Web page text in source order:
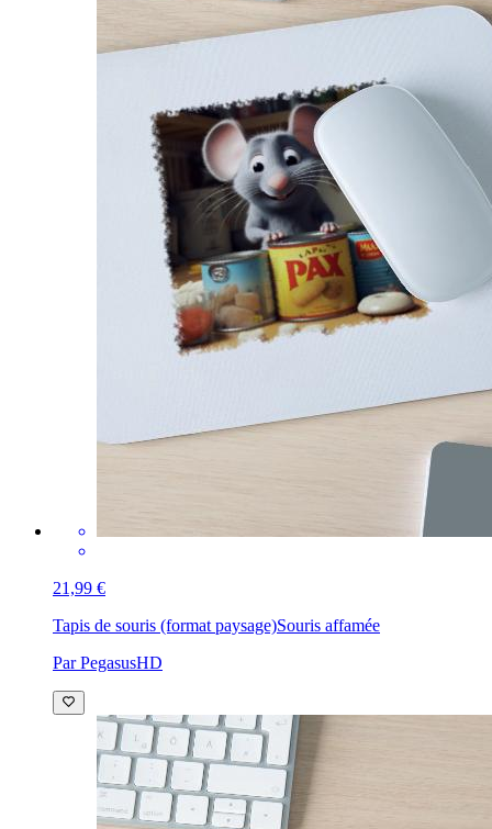
21,99 €
Tapis de souris (format paysage)Souris affamée
Par PegasusHD